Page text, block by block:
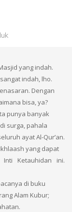
yang indah.
indah, lho.
Dengan
bisa, ya?
punya banyak
surga, pahala
ayat Al-Qur’an.
yang dapat
Ketauhidan ini.
di buku
Alam Kubur;